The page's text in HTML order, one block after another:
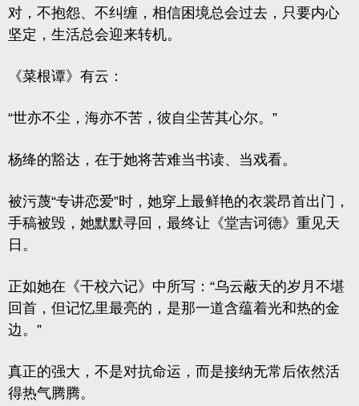
对，不抱怨、不纠缠，相信困境总会过去，只要内心
坚定，生活总会迎来转机。
《菜根谭》有云：
“世亦不尘，海亦不苦，彼自尘苦其心尔。”
杨绛的豁达，在于她将苦难当书读、当戏看。
被污蔑“专讲恋爱”时，她穿上最鲜艳的衣裳昂首出门，
手稿被毁，她默默寻回，最终让《堂吉诃德》重见天
日。
正如她在 《干校六记》 中所写： “乌云蔽天的岁月不堪
回首，但记忆里最亮的，是那一道含蕴着光和热的金
边。”
真正的强大，不是对抗命运，而是接纳无常后依然活
得热气腾腾。